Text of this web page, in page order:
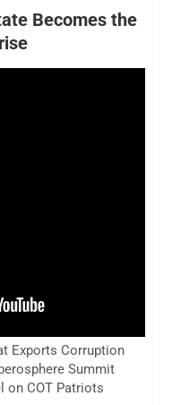
Becomes the
Exports Corruption
Summit
on COT Patriots